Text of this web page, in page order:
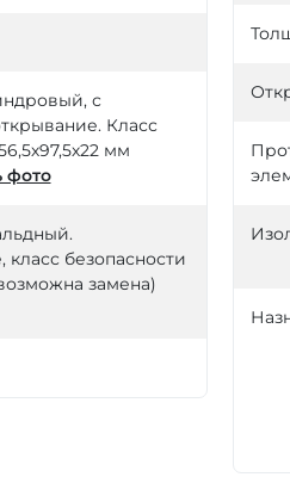
с
Класс
мм
фото
безопасности
замена)